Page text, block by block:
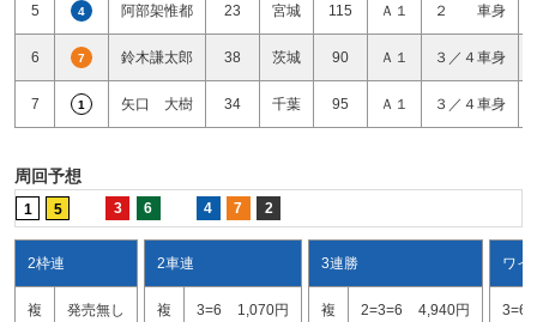
5 4 阿部架惟都 23 宮城 115 Ａ１ ２ 車身
6 7 鈴木謙太郎 38 茨城 90 Ａ１ ３／４車身
7 1 矢口 大樹 34 千葉 95 Ａ１ ３／４車身
周回予想
1 5 3 6 4 7 2
2枠連
複 発売無し
2車連
複 3=6 1,070円
3連勝
複 2=3=6 4,940円
ワイ
3=6